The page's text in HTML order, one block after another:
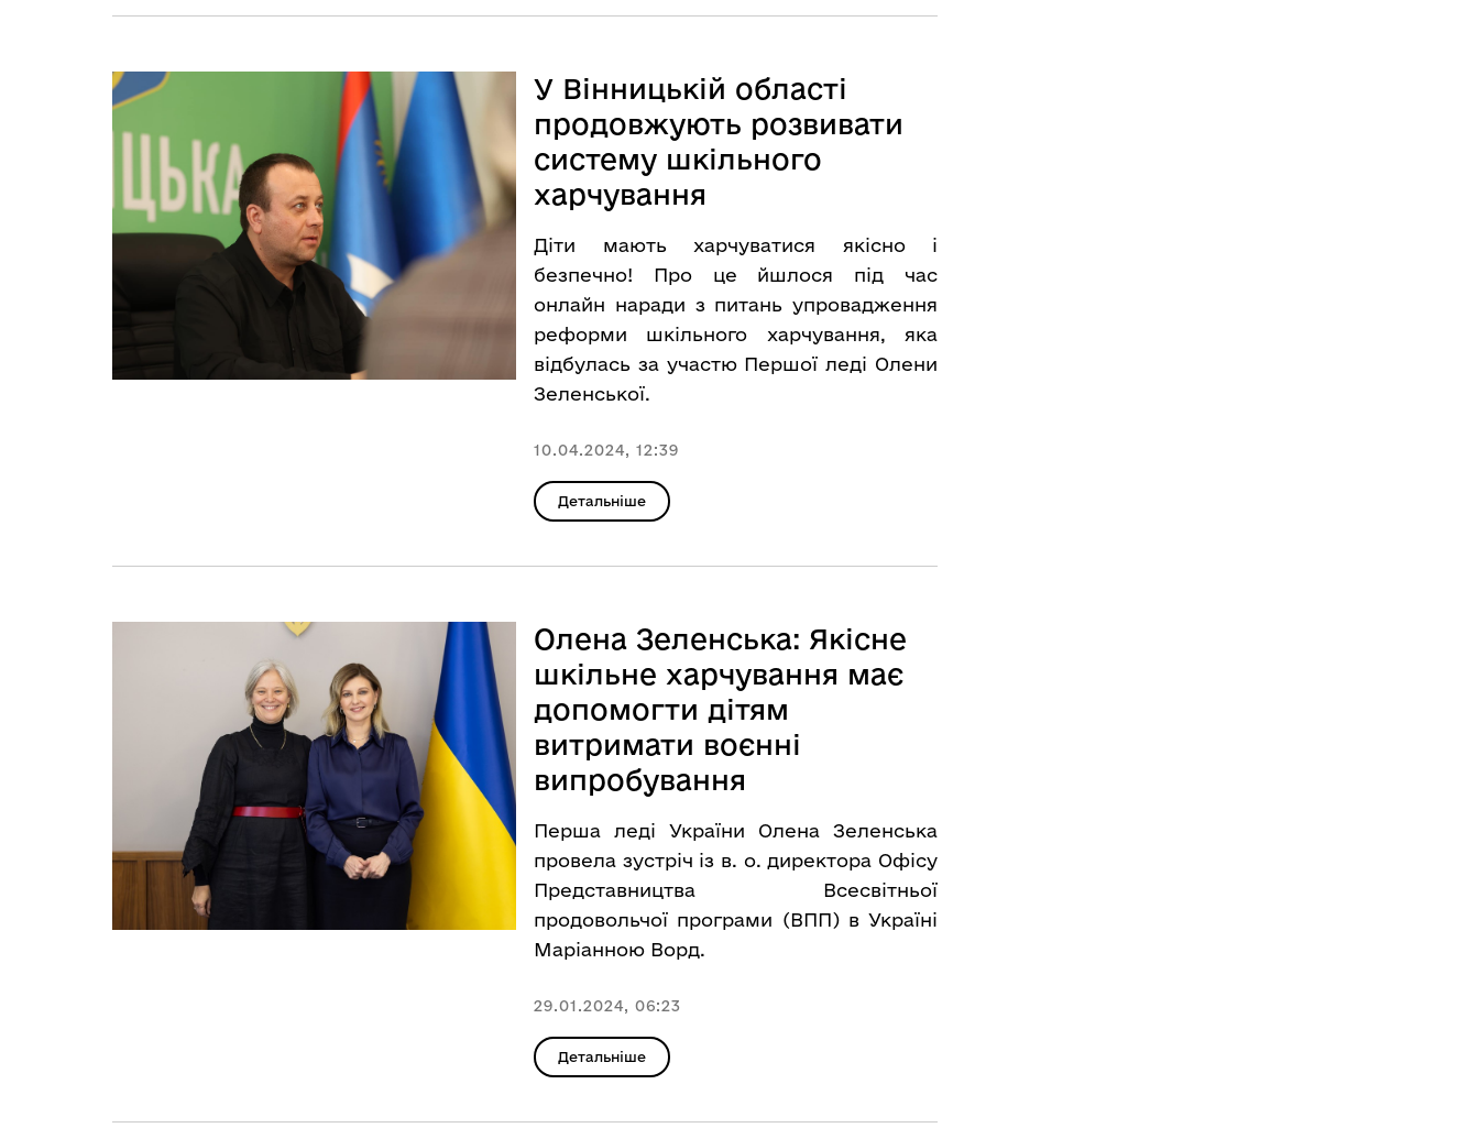
У Вінницькій області
продовжують розвивати
систему шкільного
харчування
Діти мають харчуватися якісно і
безпечно! Про це йшлося під час
онлайн наради з питань упровадження
реформи шкільного харчування, яка
відбулась за участю Першої леді Олени
Зеленської.
10.04.2024, 12:39
Детальніше
Олена Зеленська: Якісне
шкільне харчування має
допомогти дітям
витримати воєнні
випробування
Перша леді України Олена Зеленська
провела зустріч із в. о. директора Офісу
Представництва Всесвітньої
продовольчої програми (ВПП) в Україні
Маріанною Ворд.
29.01.2024, 06:23
Детальніше